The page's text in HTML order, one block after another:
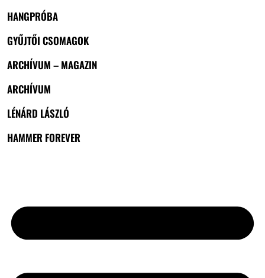
HANGPRÓBA
GYŰJTŐI CSOMAGOK
ARCHÍVUM – MAGAZIN
ARCHÍVUM
LÉNÁRD LÁSZLÓ
HAMMER FOREVER